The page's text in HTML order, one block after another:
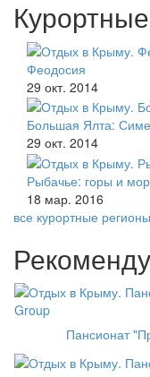
Феодосия
29 окт. 2014
Большая Ялта:
29 окт. 2014
Рыбачье: горы и
18 мар. 2016
все курортные
Пансионат